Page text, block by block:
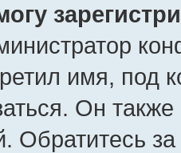
имя, под
Он
Обратитесь